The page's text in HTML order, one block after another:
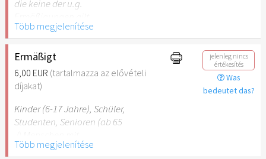
die keine der u.g.
Több megjelenítése
Ermäßigt
6,00 EUR (tartalmazza az elővételi
díjakat)
jelenleg nincs
értékesítés
Was
bedeutet das?
Kinder (6-17 Jahre), Schüler,
Studenten, Senioren (ab 65
Behinderung (ab 50%),
Több megjelenítése